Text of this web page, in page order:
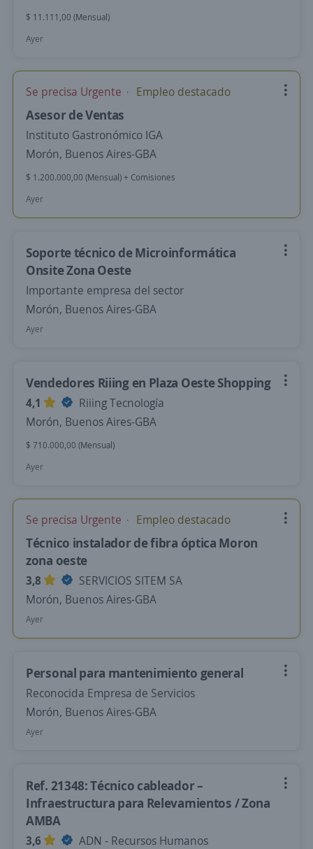
$ 11.111,00 (Mensual)
Ayer
Se precisa Urgente Empleo destacado
Asesor de Ventas
Instituto Gastronómico IGA
Morón, Buenos Aires-GBA
$ 1.200.000,00 (Mensual) + Comisiones
Ayer
Soporte técnico de Microinformática
Onsite Zona Oeste
Importante empresa del sector
Morón, Buenos Aires-GBA
Ayer
Vendedores Riiing en Plaza Oeste Shopping
4,1
Riiing Tecnología
Morón, Buenos Aires-GBA
$ 710.000,00 (Mensual)
Ayer
Se precisa Urgente Empleo destacado
Técnico instalador de fibra óptica Moron
zona oeste
3,8
SERVICIOS SITEM SA
Morón, Buenos Aires-GBA
Ayer
Personal para mantenimiento general
Reconocida Empresa de Servicios
Morón, Buenos Aires-GBA
Ayer
Ref. 21348: Técnico cableador –
Infraestructura para Relevamientos / Zona
AMBA
3,6
ADN - Recursos Humanos